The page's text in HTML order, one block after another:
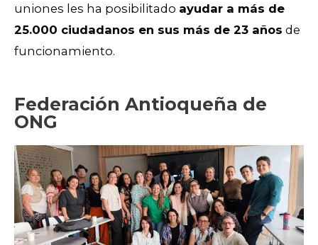
uniones les ha posibilitado ayudar a más de
25.000 ciudadanos en sus más de 23 años de
funcionamiento.
Federación Antioqueña de
ONG